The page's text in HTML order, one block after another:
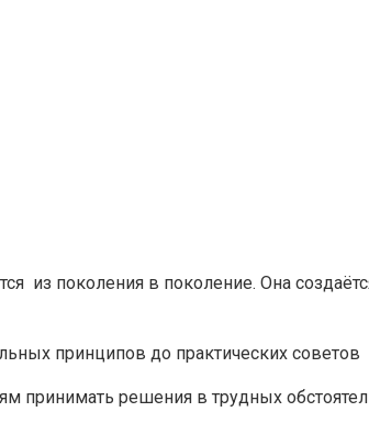
из поколения в поколение. Она
принципов до практических
принимать решения в трудных